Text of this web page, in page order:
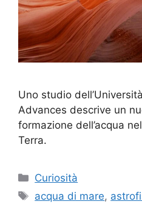
Uno studio
Advances descrive un
formazione dell’acqua
Terra.
Categorie
Curiosità
Tag
acqua di mare,